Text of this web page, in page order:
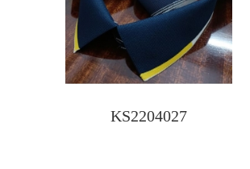
KS2204027